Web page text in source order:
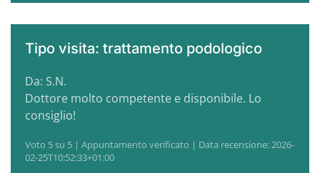
Tipo visita: trattamento podologico
Da: S.N.
Dottore molto competente e disponibile. Lo
consiglio!
Voto 5 su 5 | Appuntamento verificato | Data recensione: 2026-
02-25T10:52:33+01:00